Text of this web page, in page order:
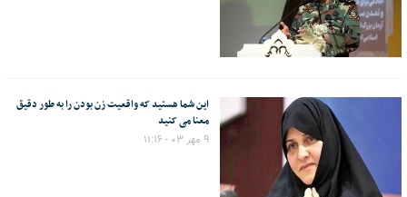
این شما هستید که واقعیت زن بودن را به طور دقیق
معنا می کنید
۹ مهر ۰۳ - ۱۱:۱۶